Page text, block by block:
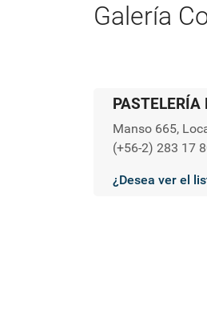
Galería
Manso 665,
(+56-2) 283 17
¿Desea ver el